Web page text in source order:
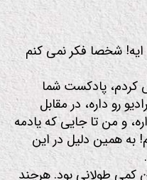
شخصا فکر نمی کنم
گوش کردم، پادکست شما
رو داره، در مقابل
و من تا جایی که یادمه
به همین دلیل در این
کمی طولانی بود. هرچند